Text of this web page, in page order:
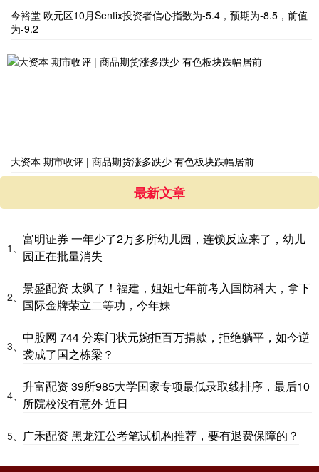
今裕堂 欧元区10月Sentix投资者信心指数为-5.4，预期为-8.5，前值
为-9.2
大资本 期市收评 | 商品期货涨多跌少 有色板块跌幅居前
最新文章
1、
富明证券 一年少了2万多所幼儿园，连锁反应来了，幼儿
园正在批量消失
2、
景盛配资 太飒了！福建，姐姐七年前考入国防科大，拿下
国际金牌荣立二等功，今年妹
3、
中股网 744 分寒门状元婉拒百万捐款，拒绝躺平，如今逆
袭成了国之栋梁？
4、
升富配资 39所985大学国家专项最低录取线排序，最后10
所院校没有意外 近日
5、 广禾配资 黑龙江公考笔试机构推荐，要有退费保障的？